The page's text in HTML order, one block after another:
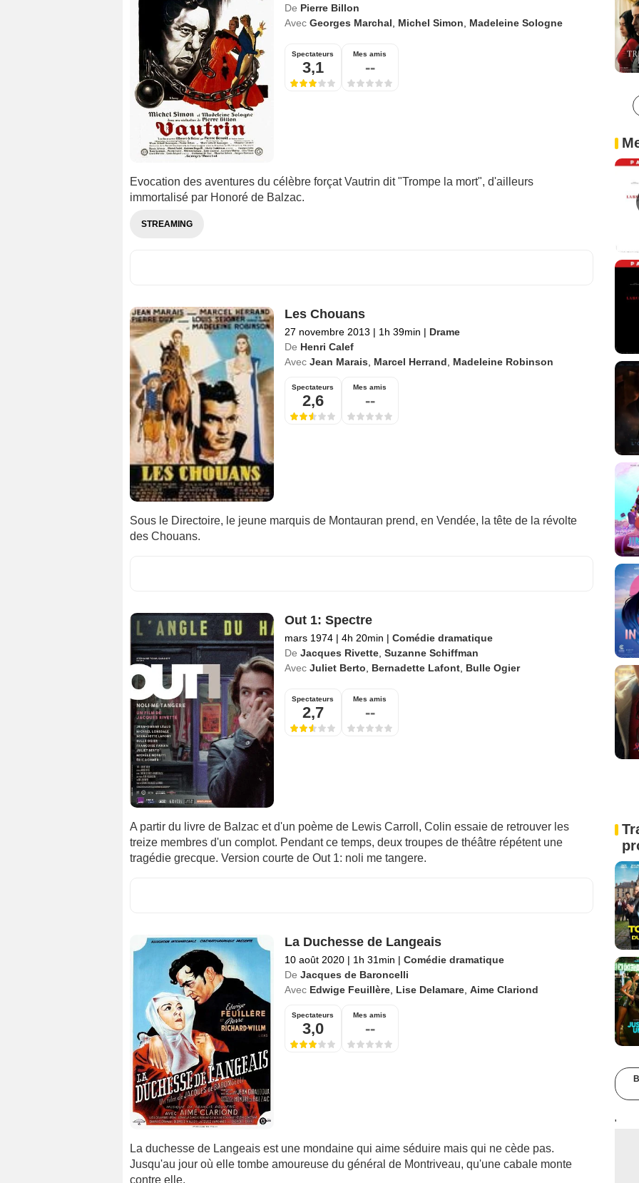
De Pierre Billon
Avec Georges Marchal, Michel Simon, Madeleine Sologne
Spectateurs
3,1
Mes amis
--
Evocation des aventures du célèbre forçat Vautrin dit "Trompe la mort", d'ailleurs
immortalisé par Honoré de Balzac.
STREAMING
Les Chouans
27 novembre 2013 | 1h 39min | Drame
De Henri Calef
Avec Jean Marais, Marcel Herrand, Madeleine Robinson
Spectateurs
2,6
Mes amis
--
Sous le Directoire, le jeune marquis de Montauran prend, en Vendée, la tête de la révolte
des Chouans.
Out 1: Spectre
mars 1974 | 4h 20min | Comédie dramatique
De Jacques Rivette, Suzanne Schiffman
Avec Juliet Berto, Bernadette Lafont, Bulle Ogier
Spectateurs
2,7
Mes amis
--
A partir du livre de Balzac et d'un poème de Lewis Carroll, Colin essaie de retrouver les
treize membres d'un complot. Pendant ce temps, deux troupes de théâtre répétent une
tragédie grecque. Version courte de Out 1: noli me tangere.
La Duchesse de Langeais
10 août 2020 | 1h 31min | Comédie dramatique
De Jacques de Baroncelli
Avec Edwige Feuillère, Lise Delamare, Aime Clariond
Spectateurs
3,0
Mes amis
--
La duchesse de Langeais est une mondaine qui aime séduire mais qui ne cède pas.
Jusqu'au jour où elle tombe amoureuse du général de Montriveau, qu'une cabale monte
contre elle.
'